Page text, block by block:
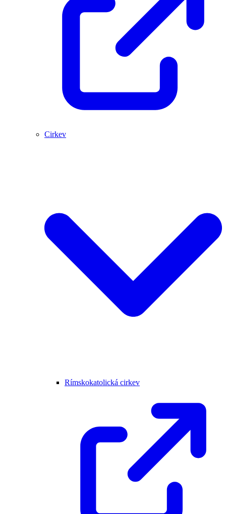
Cirkev
Rímskokatolická cirkev